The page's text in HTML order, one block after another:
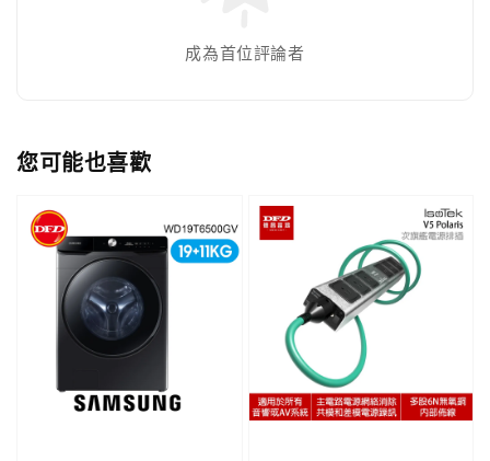
成為首位評論者
您可能也喜歡